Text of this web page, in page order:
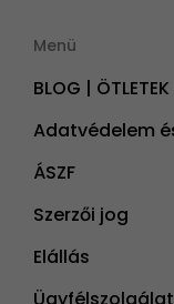
Menü
BLOG |
Adatvédelem
ÁSZF
Szerzői jog
Elállás
Ügyfélszolgálat